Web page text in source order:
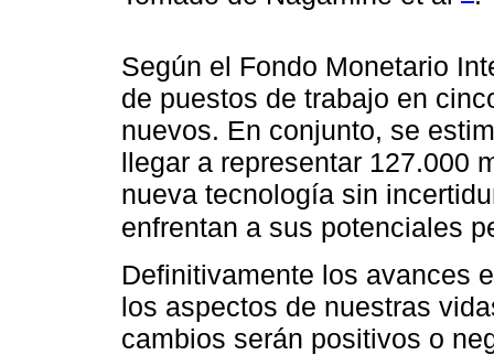
Según el Fondo Monetario
de puestos de trabajo en
nuevos. En conjunto, se
llegar a representar 127.000
nueva tecnología sin
enfrentan a sus potenciales
Definitivamente los avances
los aspectos de nuestras
cambios serán positivos o